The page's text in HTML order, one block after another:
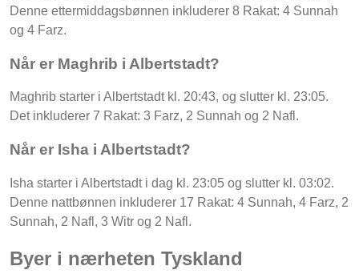
Denne ettermiddagsbønnen inkluderer 8 Rakat: 4 Sunnah
og 4 Farz.
Når er Maghrib i Albertstadt?
Maghrib starter i Albertstadt kl. 20:43, og slutter kl. 23:05.
Det inkluderer 7 Rakat: 3 Farz, 2 Sunnah og 2 Nafl.
Når er Isha i Albertstadt?
Isha starter i Albertstadt i dag kl. 23:05 og slutter kl. 03:02.
Denne nattbønnen inkluderer 17 Rakat: 4 Sunnah, 4 Farz, 2
Sunnah, 2 Nafl, 3 Witr og 2 Nafl.
Byer i nærheten Tyskland